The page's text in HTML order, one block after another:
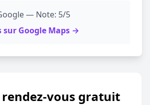
— Note: 5/5
sur Google Maps →
rendez-vous gratuit